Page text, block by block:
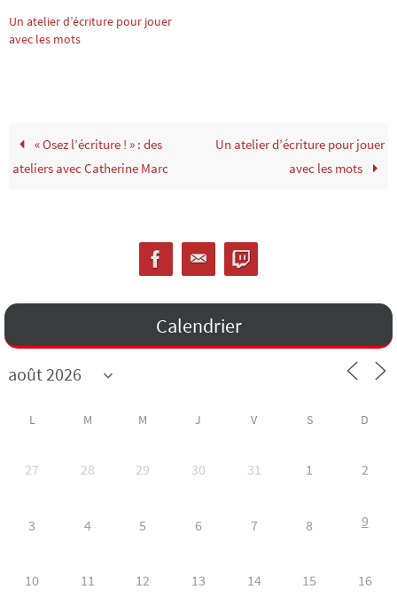
Un atelier d’écriture pour jouer
avec les mots
« Osez l’écriture ! » : des
ateliers avec Catherine Marc
Un atelier d’écriture pour jouer
avec les mots
Calendrier
L M M J V S D
27 28 29 30 31 1 2
3 4 5 6 7 8 9
10 11 12 13 14 15 16